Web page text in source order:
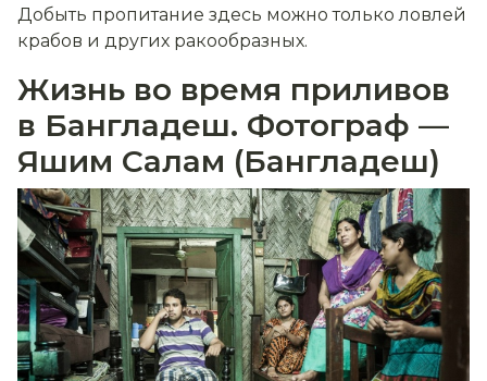
Добыть пропитание здесь можно только ловлей
крабов и других ракообразных.
Жизнь во время приливов
в Бангладеш. Фотограф —
Яшим Салам (Бангладеш)